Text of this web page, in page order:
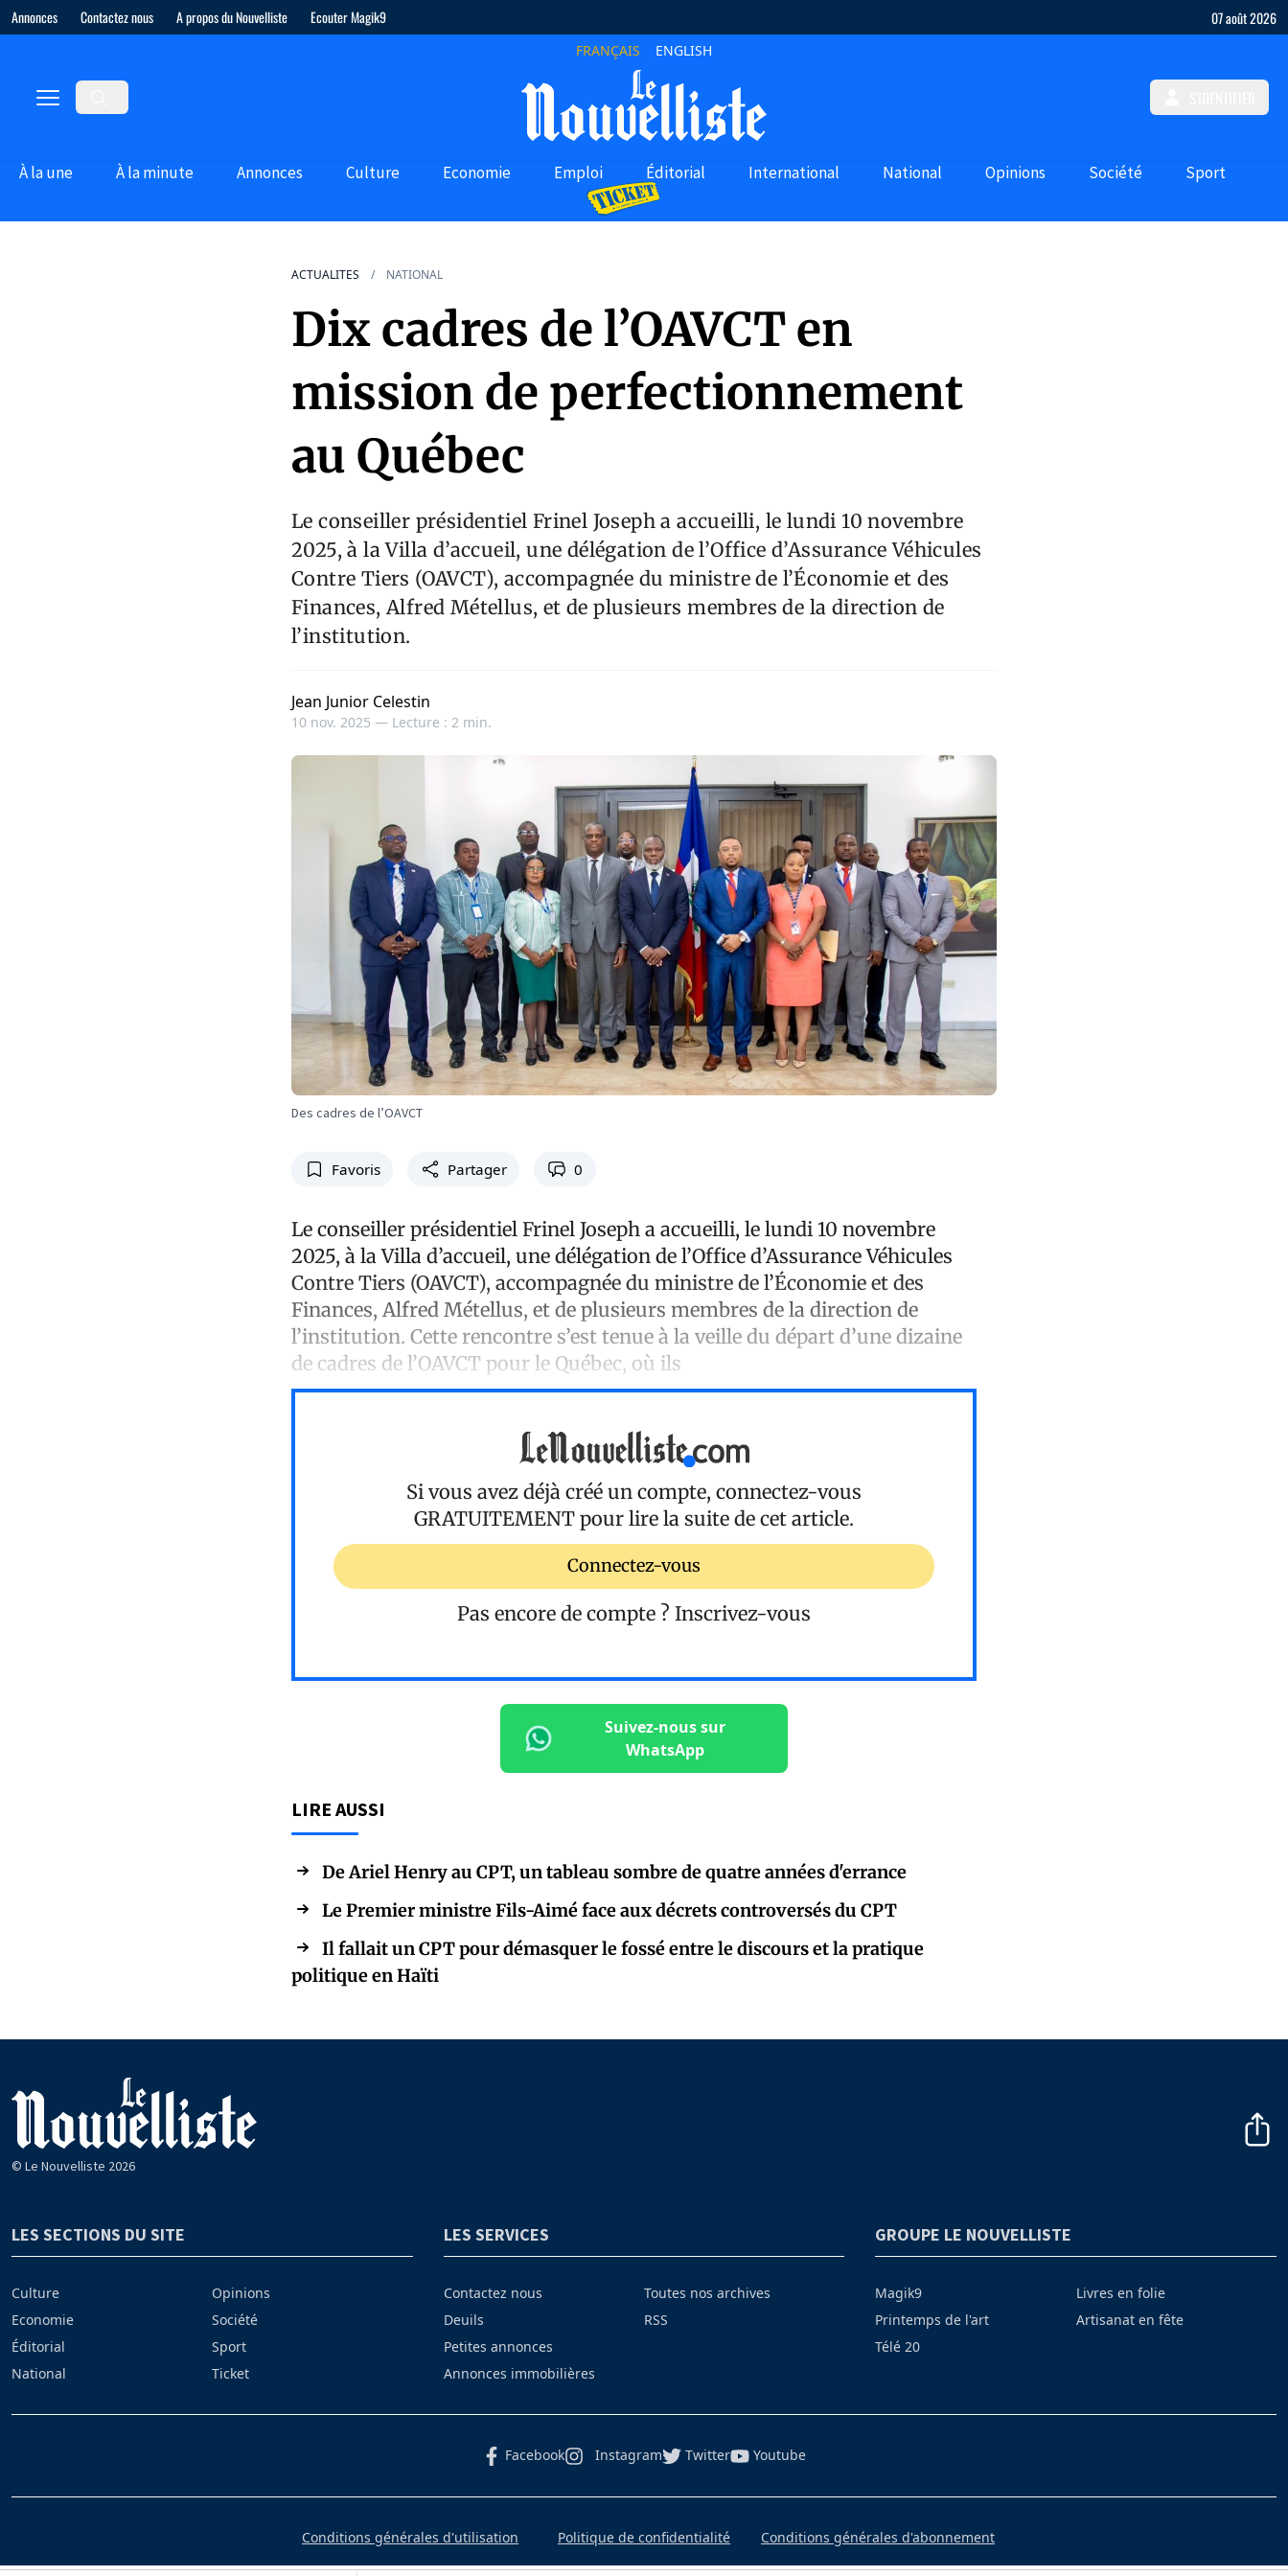
Annonces Contactez nous A propos du Nouvelliste Ecouter Magik9 07 août 2026
FRANÇAIS ENGLISH
À la une À la minute Annonces Culture Economie Emploi Éditorial International National Opinions Société Sport
ACTUALITES NATIONAL
Dix cadres de l’OAVCT en
mission de perfectionnement
au Québec
Le conseiller présidentiel Frinel Joseph a accueilli, le lundi 10 novembre
2025, à la Villa d’accueil, une délégation de l’Office d’Assurance Véhicules
Contre Tiers (OAVCT), accompagnée du ministre de l’Économie et des
Finances, Alfred Métellus, et de plusieurs membres de la direction de
l’institution.
Jean Junior Celestin
10 nov. 2025 — Lecture : 2 min.
Des cadres de l’OAVCT
Favoris Partager 0
Le conseiller présidentiel Frinel Joseph a accueilli, le lundi 10 novembre
2025, à la Villa d’accueil, une délégation de l’Office d’Assurance Véhicules
Contre Tiers (OAVCT), accompagnée du ministre de l’Économie et des
Finances, Alfred Métellus, et de plusieurs membres de la direction de
l’institution. Cette rencontre s’est tenue à la veille du départ d’une dizaine
de cadres de l’OAVCT pour le Québec, où ils
Si vous avez déjà créé un compte, connectez-vous
GRATUITEMENT pour lire la suite de cet article.
Connectez-vous
Pas encore de compte ? Inscrivez-vous
Suivez-nous sur
WhatsApp
LIRE AUSSI
De Ariel Henry au CPT, un tableau sombre de quatre années d'errance
Le Premier ministre Fils-Aimé face aux décrets controversés du CPT
Il fallait un CPT pour démasquer le fossé entre le discours et la pratique
politique en Haïti
© Le Nouvelliste 2026
LES SECTIONS DU SITE
Culture
Economie
Éditorial
National
Opinions
Société
Sport
Ticket
LES SERVICES
Contactez nous
Deuils
Petites annonces
Annonces immobilières
Toutes nos archives
RSS
GROUPE LE NOUVELLISTE
Magik9
Printemps de l'art
Télé 20
Livres en folie
Artisanat en fête
Facebook Instagram Twitter Youtube
Conditions générales d'utilisation Politique de confidentialité Conditions générales d'abonnement